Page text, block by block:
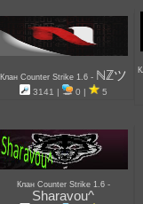
Клан Counter Strike 1.6 - ℕℤツ
3141 | 0 | 5
Клан Counter Strike 1.6 -
Sharavou^